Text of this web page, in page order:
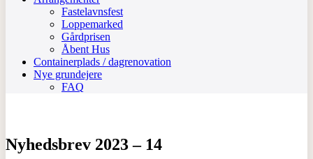
Fastelavnsfest
Loppemarked
Gårdprisen
Åbent Hus
Containerplads / dagrenovation
Nye grundejere
FAQ
Nyhedsbrev 2023 – 14